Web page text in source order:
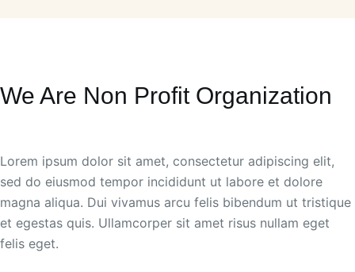
We Are Non Profit Organization
Lorem ipsum dolor sit amet, consectetur adipiscing elit,
sed do eiusmod tempor incididunt ut labore et dolore
magna aliqua. Dui vivamus arcu felis bibendum ut tristique
et egestas quis. Ullamcorper sit amet risus nullam eget
felis eget.